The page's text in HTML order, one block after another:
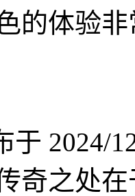
的体验
于 2024/
奇之处